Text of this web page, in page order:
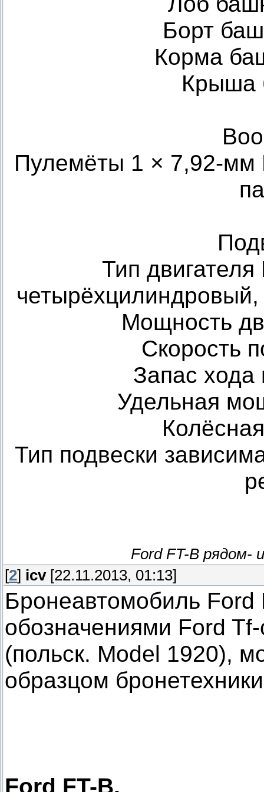
Борт
Корма
Крыша
Пулемёты 1 × 7,92-мм
Тип
Мощность
Скорость
Запас
Удельная
Тип подвески
Ford FT-B рядом-
[2] icv[22.11.2013, 01:13]
Бронеавтомобиль Ford
обозначениями Ford
(польск. Model 1920),
образцом
Ford FT-B.